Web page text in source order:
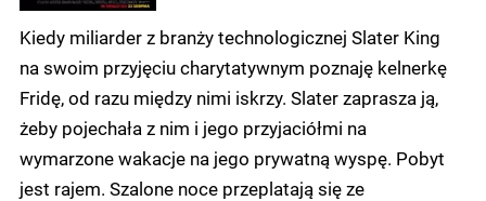
Kiedy miliarder z branży technologicznej Slater King
na swoim przyjęciu charytatywnym poznaję kelnerkę
Fridę, od razu między nimi iskrzy. Slater zaprasza ją,
żeby pojechała z nim i jego przyjaciółmi na
wymarzone wakacje na jego prywatną wyspę. Pobyt
jest rajem. Szalone noce przeplatają się ze